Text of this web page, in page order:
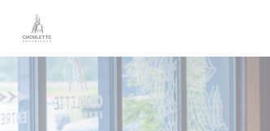
Cookie管理面板